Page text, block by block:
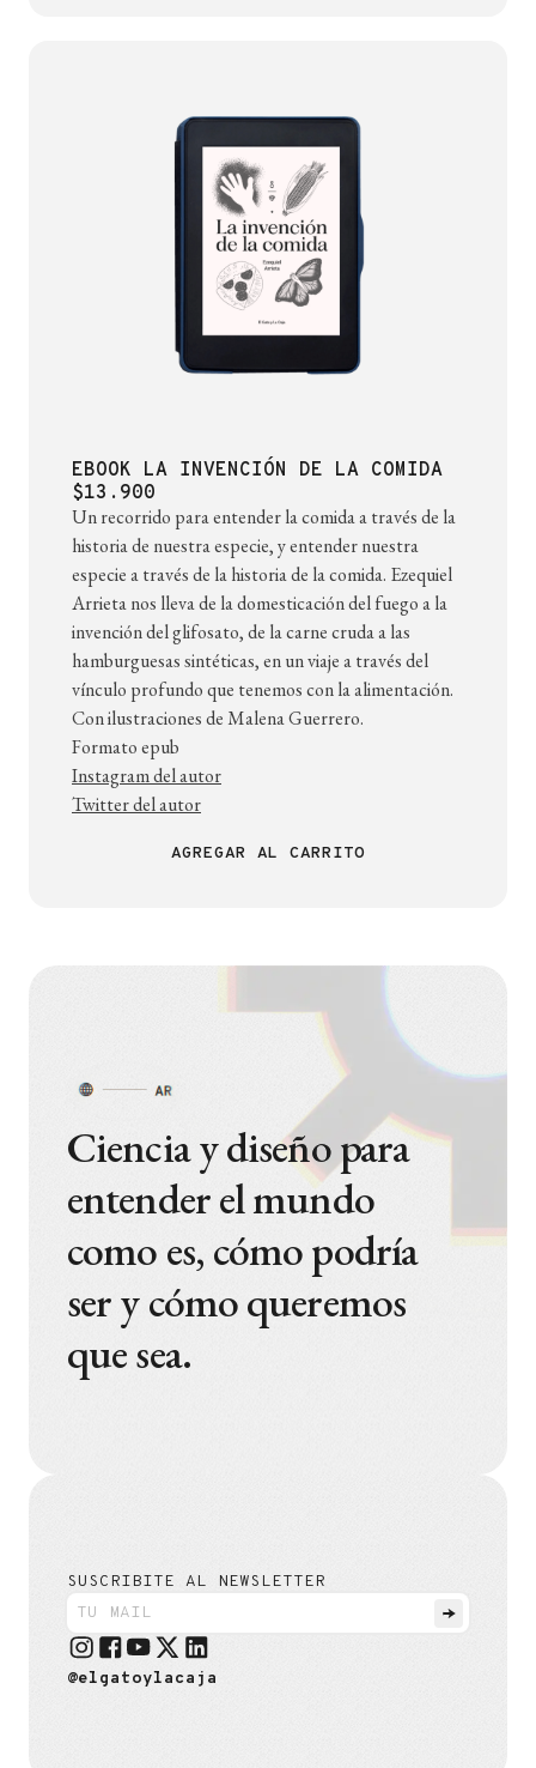
EBOOK LA INVENCIÓN DE LA COMIDA
$13.900
Un recorrido para entender la comida a través de la
historia de nuestra especie, y entender nuestra
especie a través de la historia de la comida. Ezequiel
Arrieta nos lleva de la domesticación del fuego a la
invención del glifosato, de la carne cruda a las
hamburguesas sintéticas, en un viaje a través del
vínculo profundo que tenemos con la alimentación.
Con ilustraciones de Malena Guerrero.
Formato epub
Instagram del autor
Twitter del autor
AGREGAR AL CARRITO
Ciencia y diseño para
entender el mundo
como es, cómo podría
ser y cómo queremos
que sea.
SUSCRIBITE AL NEWSLETTER
@elgatoylacaja